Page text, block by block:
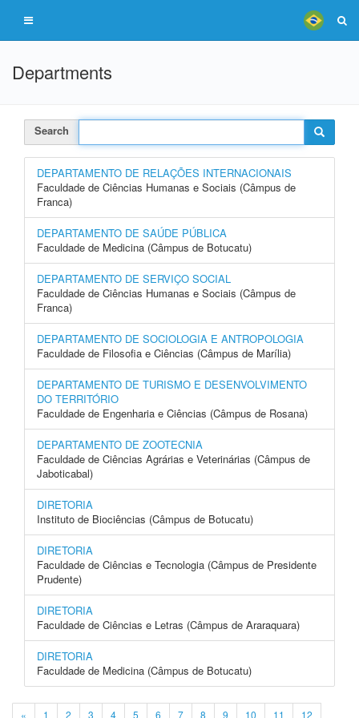
Departments
Search
DEPARTAMENTO DE RELAÇÕES INTERNACIONAIS
Faculdade de Ciências Humanas e Sociais (Câmpus de
Franca)
DEPARTAMENTO DE SAÚDE PÚBLICA
Faculdade de Medicina (Câmpus de Botucatu)
DEPARTAMENTO DE SERVIÇO SOCIAL
Faculdade de Ciências Humanas e Sociais (Câmpus de
Franca)
DEPARTAMENTO DE SOCIOLOGIA E ANTROPOLOGIA
Faculdade de Filosofia e Ciências (Câmpus de Marília)
DEPARTAMENTO DE TURISMO E DESENVOLVIMENTO
DO TERRITÓRIO
Faculdade de Engenharia e Ciências (Câmpus de Rosana)
DEPARTAMENTO DE ZOOTECNIA
Faculdade de Ciências Agrárias e Veterinárias (Câmpus de
Jaboticabal)
DIRETORIA
Instituto de Biociências (Câmpus de Botucatu)
DIRETORIA
Faculdade de Ciências e Tecnologia (Câmpus de Presidente
Prudente)
DIRETORIA
Faculdade de Ciências e Letras (Câmpus de Araraquara)
DIRETORIA
Faculdade de Medicina (Câmpus de Botucatu)
« 1 2 3 4 5 6 7 8 9 10 11 12